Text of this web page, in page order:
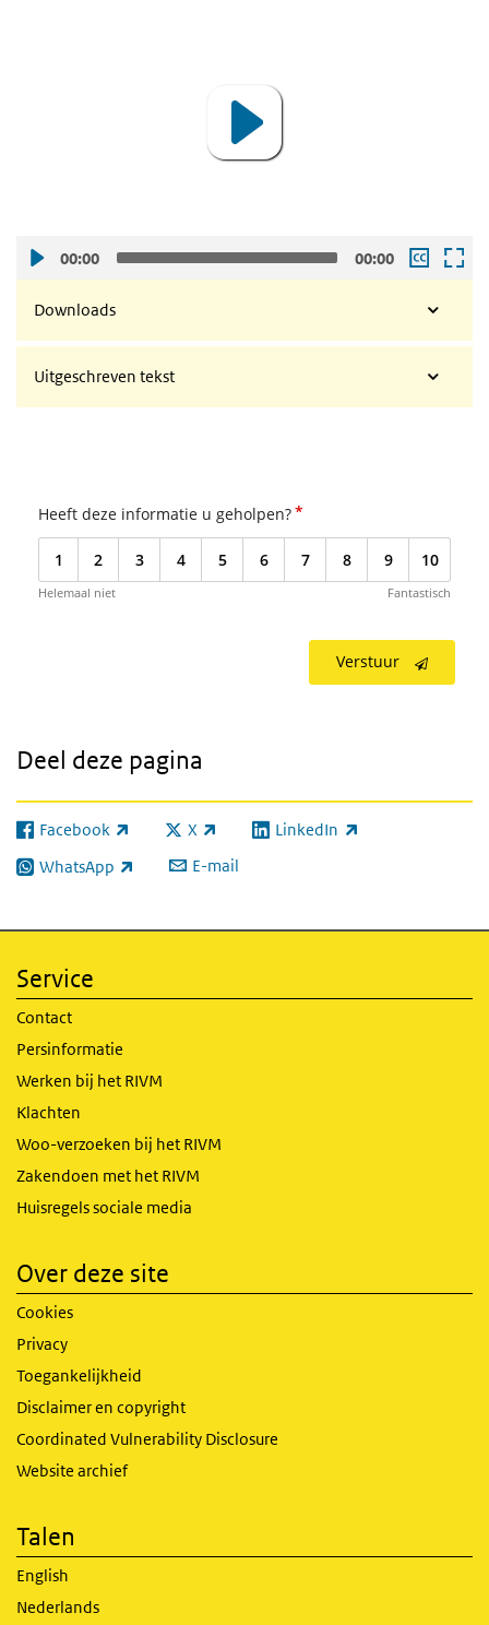
00:00 00:00
Downloads
Uitgeschreven tekst
Heeft deze informatie u geholpen?*
1 2 3 4 5 6 7 8 9 10
Helemaal niet Fantastisch
Verstuur
Deel deze pagina
Facebook
(externe link) X
(externe link) LinkedIn
(externe link)
WhatsApp
(externe link) E-mail
Service
Contact
Persinformatie
Werken bij het RIVM
Klachten
Woo-verzoeken bij het RIVM
Zakendoen met het RIVM
Huisregels sociale media
Over deze site
Cookies
Privacy
Toegankelijkheid
Disclaimer en copyright
Coordinated Vulnerability Disclosure
Website archief
Talen
English
Nederlands